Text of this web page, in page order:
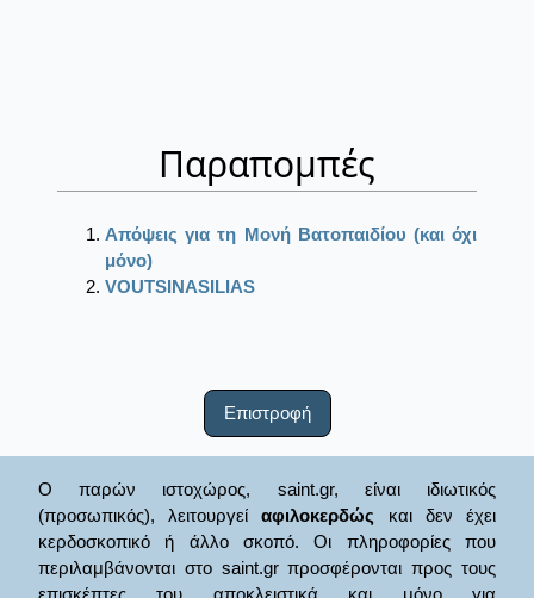
Παραπομπές
Απόψεις για τη Μονή Βατοπαιδίου (και όχι
μόνο)
VOUTSINASILIAS
Επιστροφή
Ο παρών ιστοχώρος, saint.gr, είναι ιδιωτικός
(προσωπικός), λειτουργείαφιλοκερδώς και δεν έχει
κερδοσκοπικό ή άλλο σκοπό. Οι πληροφορίες που
περιλαμβάνονται στο saint.gr προσφέρονται προς τους
επισκέπτες του αποκλειστικά και μόνο για